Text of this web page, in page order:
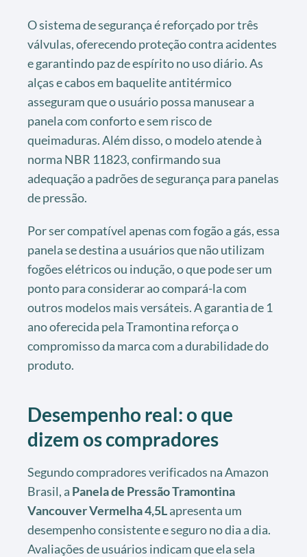
O sistema de segurança é reforçado por três
válvulas, oferecendo proteção contra acidentes
e garantindo paz de espírito no uso diário. As
alças e cabos em baquelite antitérmico
asseguram que o usuário possa manusear a
panela com conforto e sem risco de
queimaduras. Além disso, o modelo atende à
norma NBR 11823, confirmando sua
adequação a padrões de segurança para panelas
de pressão.
Por ser compatível apenas com fogão a gás, essa
panela se destina a usuários que não utilizam
fogões elétricos ou indução, o que pode ser um
ponto para considerar ao compará-la com
outros modelos mais versáteis. A garantia de 1
ano oferecida pela Tramontina reforça o
compromisso da marca com a durabilidade do
produto.
Desempenho real: o que
dizem os compradores
Segundo compradores verificados na Amazon
Brasil, a Panela de Pressão Tramontina
Vancouver Vermelha 4,5Lapresenta um
desempenho consistente e seguro no dia a dia.
Avaliações de usuários indicam que ela sela